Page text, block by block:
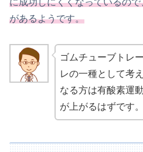
に成功しにくくなっているの
があるようです。
ゴムチューブトレ
レの一種として考
なる方は有酸素運
が上がるはずです。